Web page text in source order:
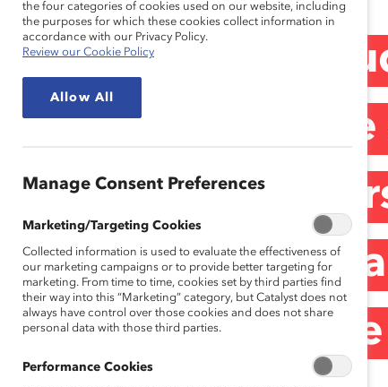
Une nouvelle
l’existence
vécue par les
les entreprises
(Communiqué
the four categories of cookies used on our website, including
the purposes for which these cookies collect information in
accordance with our Privacy Policy.
Review our Cookie Policy
Allow All
Manage Consent Preferences
Marketing/Targeting Cookies
Collected information is used to evaluate the effectiveness of
our marketing campaigns or to provide better targeting for
marketing. From time to time, cookies set by third parties find
their way into this “Marketing” category, but Catalyst does not
always have control over those cookies and does not share
personal data with those third parties.
Performance Cookies